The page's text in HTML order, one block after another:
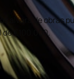
alvará de obras
de €100.000.